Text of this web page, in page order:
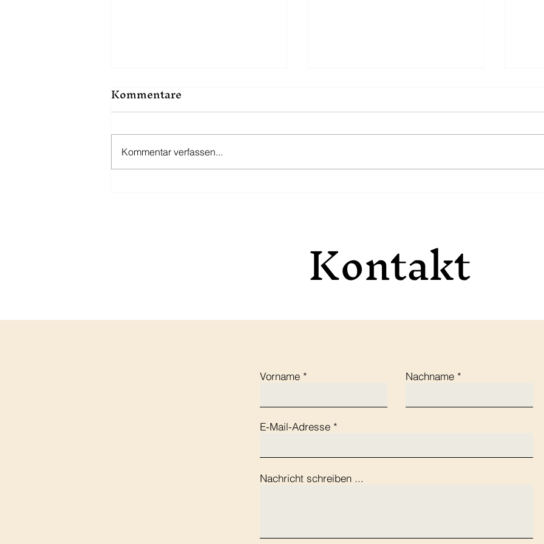
Kommentare
Kommentar verfassen...
Kontakt
Kontakt
Vorname Nachname
E-Mail-Adresse
Nachricht schreiben ...